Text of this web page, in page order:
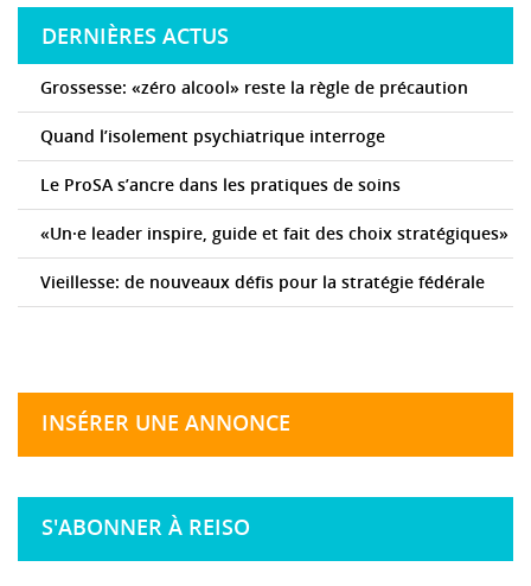
DERNIÈRES ACTUS
Grossesse: «zéro alcool» reste la règle de précaution
Quand l’isolement psychiatrique interroge
Le ProSA s’ancre dans les pratiques de soins
«Un·e leader inspire, guide et fait des choix stratégiques»
Vieillesse: de nouveaux défis pour la stratégie fédérale
INSÉRER UNE ANNONCE
S'ABONNER À REISO